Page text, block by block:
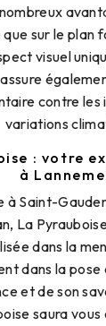
sur le plan
visuel
contre les
variations
: votre
à
à Saint-
La
dans la
dans la
et de son
saura